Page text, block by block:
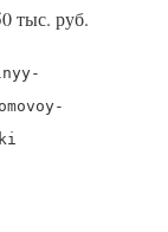
тыс. руб.